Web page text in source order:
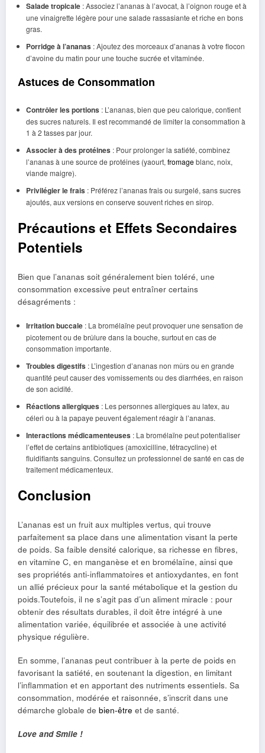
Salade tropicale: Associez l’ananas à l’avocat, à l’oignon rouge et à
une vinaigrette légère pour une salade rassasiante et riche en bons
gras.
Porridge à l’ananas : Ajoutez des morceaux d’ananas à votre flocon
d’avoine du matin pour une touche sucrée et vitaminée.
Astuces de Consommation
Contrôler les portions : L’ananas, bien que peu calorique, contient
des sucres naturels. Il est recommandé de limiter la consommation à
1 à 2 tasses par jour.
Associer à des protéines : Pour prolonger la satiété, combinez
l’ananas à une source de protéines (yaourt, fromageblanc, noix,
viande maigre).
Privilégier le frais : Préférez l’ananas frais ou surgelé, sans sucres
ajoutés, aux versions en conserve souvent riches en sirop.
Précautions et Effets Secondaires
Potentiels
Bien que l’ananas soit généralement bien toléré, une
consommation excessive peut entraîner certains
désagréments :
Irritation buccale: La bromélaïne peut provoquer une sensation de
picotement ou de brûlure dans la bouche, surtout en cas de
consommation importante.
Troubles digestifs : L’ingestion d’ananas non mûrs ou en grande
quantité peut causer des vomissements ou des diarrhées, en raison
de son acidité.
Réactions allergiques : Les personnes allergiques au latex, au
céleri ou à la papaye peuvent également réagir à l’ananas.
Interactions médicamenteuses : La bromélaïne peut potentialiser
l’effet de certains antibiotiques (amoxicilline, tétracycline) et
fluidifiants sanguins. Consultez un professionnel de santé en cas de
traitement médicamenteux.
Conclusion
L’ananas est un fruit aux multiples vertus, qui trouve
parfaitement sa place dans une alimentation visant la perte
de poids. Sa faible densité calorique, sa richesse en fibres,
en vitamine C, en manganèse et en bromélaïne, ainsi que
ses propriétés anti-inflammatoires et antioxydantes, en font
un allié précieux pour la santé métabolique et la gestion du
poids.Toutefois, il ne s’agit pas d’un aliment miracle : pour
obtenir des résultats durables, il doit être intégré à une
alimentation variée, équilibrée et associée à une activité
physique régulière.
En somme, l’ananas peut contribuer à la perte de poids en
favorisant la satiété, en soutenant la digestion, en limitant
l’inflammation et en apportant des nutriments essentiels. Sa
consommation, modérée et raisonnée, s’inscrit dans une
démarche globale de bien-être et de santé.
Love and Smile !